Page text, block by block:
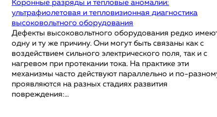
Коронные разряды и тепловые аномалии:
ультрафиолетовая и тепловизионная диагностика
высоковольтного оборудования
Дефекты высоковольтного оборудования редко
одну и ту же причину. Они могут быть связаны как с
воздействием сильного электрического поля, так и с
нагревом при протекании тока. На практике эти
механизмы часто действуют параллельно и по-
проявляются на разных стадиях развития
повреждения:...